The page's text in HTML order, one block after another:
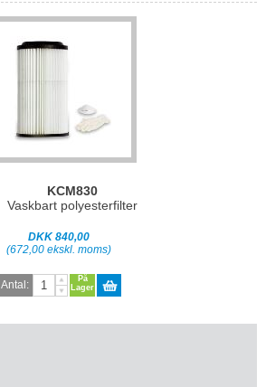
KCM830
Vaskbart polyesterfilter
DKK 840,00
(672,00 ekskl. moms)
Antal:
På
Lager